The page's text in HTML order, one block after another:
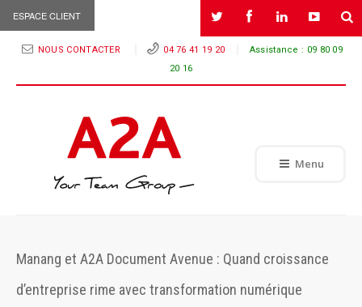
ESPACE CLIENT
NOUS CONTACTER 04 76 41 19 20 Assistance : 09 80 09
20 16
Menu
Manang et A2A Document Avenue : Quand croissance
d’entreprise rime avec transformation numérique